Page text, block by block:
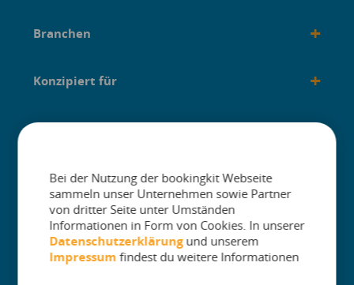
The One Platform for Attractions. Sell
More and Simplify Operations.
Branchen +
Konzipiert für +
Anleitungen +
Bei der Nutzung der bookingkit Webseite
sammeln unser Unternehmen sowie Partner
von dritter Seite unter Umständen
Informationen in Form von Cookies. In unserer
Datenschutzerklärungund unserem
Impressum findest du weitere Informationen